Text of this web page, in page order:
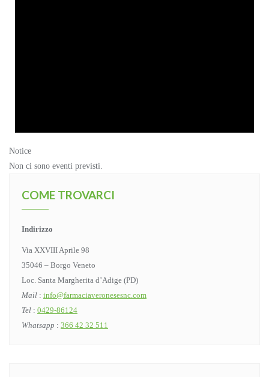
Notice
Non ci sono eventi previsti.
COME TROVARCI
Indirizzo
Via XXVIII Aprile 98
35046 – Borgo Veneto
Loc. Santa Margherita d’Adige (PD)
Mail : info@farmaciaveronesesnc.com
Tel : 0429-86124
Whatsapp : 366 42 32 511